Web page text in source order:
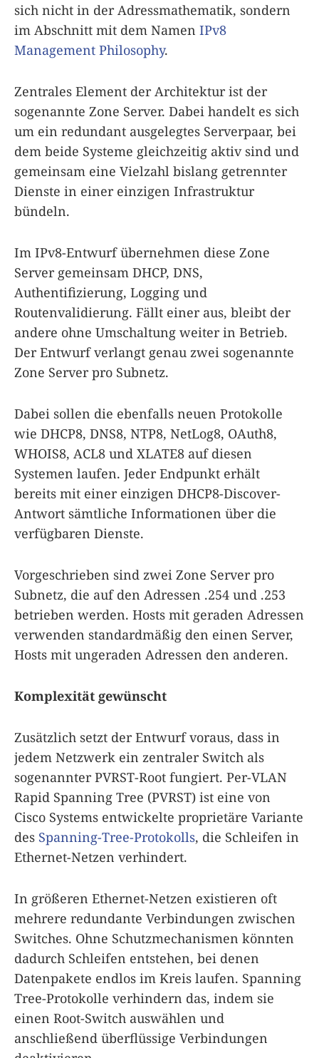
sich nicht in der Adressmathematik, sondern
im Abschnitt mit dem Namen IPv8
Management Philosophy.
Zentrales Element der Architektur ist der
sogenannte Zone Server. Dabei handelt es sich
um ein redundant ausgelegtes Serverpaar, bei
dem beide Systeme gleichzeitig aktiv sind und
gemeinsam eine Vielzahl bislang getrennter
Dienste in einer einzigen Infrastruktur
bündeln.
Im IPv8-Entwurf übernehmen diese Zone
Server gemeinsam DHCP, DNS,
Authentifizierung, Logging und
Routenvalidierung. Fällt einer aus, bleibt der
andere ohne Umschaltung weiter in Betrieb.
Der Entwurf verlangt genau zwei sogenannte
Zone Server pro Subnetz.
Dabei sollen die ebenfalls neuen Protokolle
wie DHCP8, DNS8, NTP8, NetLog8, OAuth8,
WHOIS8, ACL8 und XLATE8 auf diesen
Systemen laufen. Jeder Endpunkt erhält
bereits mit einer einzigen DHCP8-Discover-
Antwort sämtliche Informationen über die
verfügbaren Dienste.
Vorgeschrieben sind zwei Zone Server pro
Subnetz, die auf den Adressen .254 und .253
betrieben werden. Hosts mit geraden Adressen
verwenden standardmäßig den einen Server,
Hosts mit ungeraden Adressen den anderen.
Komplexität gewünscht
Zusätzlich setzt der Entwurf voraus, dass in
jedem Netzwerk ein zentraler Switch als
sogenannter PVRST-Root fungiert. Per-VLAN
Rapid Spanning Tree (PVRST) ist eine von
Cisco Systems entwickelte proprietäre Variante
des Spanning-Tree-Protokolls, die Schleifen in
Ethernet-Netzen verhindert.
In größeren Ethernet-Netzen existieren oft
mehrere redundante Verbindungen zwischen
Switches. Ohne Schutzmechanismen könnten
dadurch Schleifen entstehen, bei denen
Datenpakete endlos im Kreis laufen. Spanning
Tree-Protokolle verhindern das, indem sie
einen Root-Switch auswählen und
anschließend überflüssige Verbindungen